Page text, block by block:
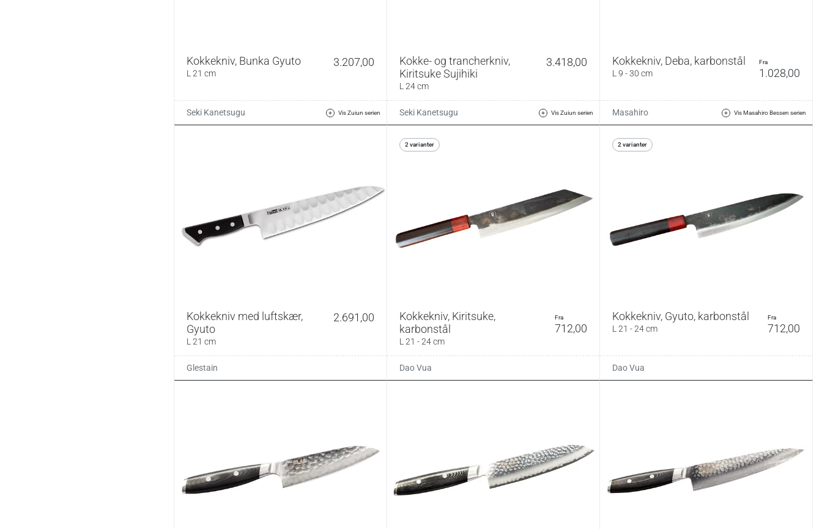
Kokkekniv, Bunka Gyuto
L 21 cm
3.207,00
Seki Kanetsugu Vis Zuiun serien
Kokke- og trancherkniv,
Kiritsuke Sujihiki
L 24 cm
3.418,00
Seki Kanetsugu Vis Zuiun serien
Kokkekniv, Deba, karbonstål
L 9 - 30 cm
fra
1.028,00
Masahiro Vis Masahiro Bessen serien
Kokkekniv med luftskær,
Gyuto
L 21 cm
2.691,00
Glestain
2 varianter
Kokkekniv, Kiritsuke,
karbonstål
L 21 - 24 cm
fra
712,00
Dao Vua
2 varianter
Kokkekniv, Gyuto, karbonstål
L 21 - 24 cm
fra
712,00
Dao Vua